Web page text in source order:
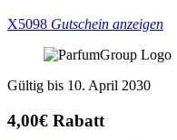
X5098 Gutschein anzeigen
Gültig bis 10. April 2030
4,00€ Rabatt